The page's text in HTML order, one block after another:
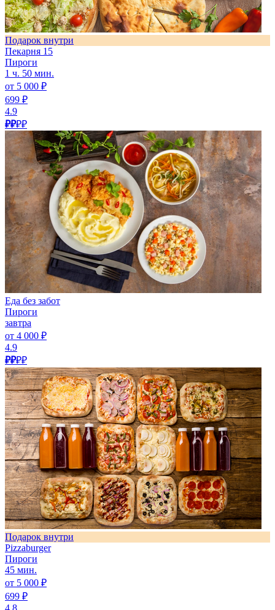
Подарок внутри
Пекарня 15
Пироги
1 ч. 50 мин.
от 5 000 ₽
699 ₽
4.9
₽₽₽₽
Еда без забот
Пироги
завтра
от 4 000 ₽
4.9
₽₽₽₽
Подарок внутри
Pizzaburger
Пироги
45 мин.
от 5 000 ₽
699 ₽
4.8